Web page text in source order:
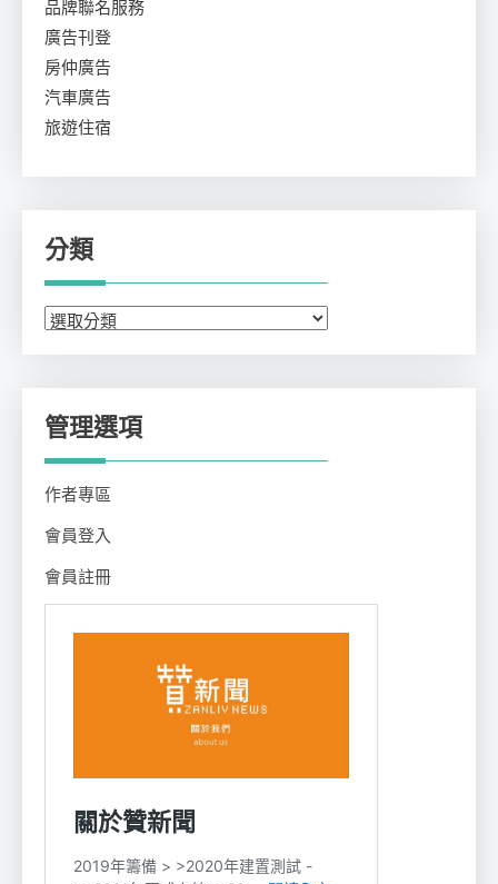
品牌聯名服務
廣告刊登
房仲廣告
汽車廣告
旅遊住宿
分類
分
管理選項
作者專區
會員登入
會員註冊